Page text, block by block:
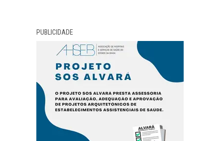
PUBLICIDADE